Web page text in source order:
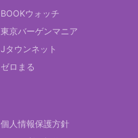
BOOKウォッチ
東京バーゲンマニア
Jタウンネット
ゼロまる
個人情報保護方針